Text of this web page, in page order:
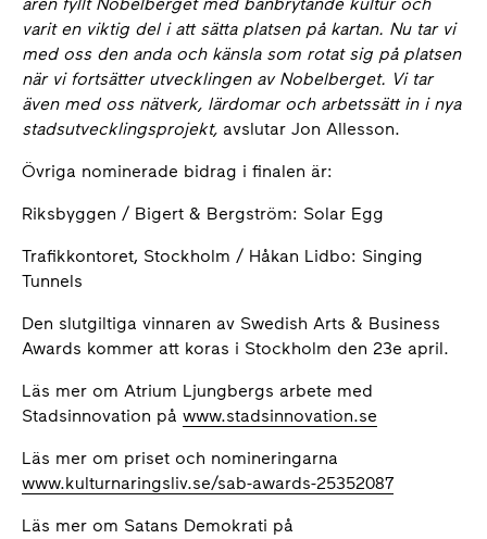
varit en viktig del i att sätta platsen på kartan. Nu tar vi
med oss den anda och känsla som rotat sig på platsen
när vi fortsätter utvecklingen av Nobelberget. Vi tar
även med oss nätverk, lärdomar och arbetssätt in i nya
stadsutvecklingsprojekt, avslutar Jon Allesson.
Övriga nominerade bidrag i finalen är:
Riksbyggen / Bigert & Bergström: Solar Egg
Trafikkontoret, Stockholm / Håkan Lidbo: Singing
Tunnels
Den slutgiltiga vinnaren av Swedish Arts & Business
Awards kommer att koras i Stockholm den 23e april.
Läs mer om Atrium Ljungbergs arbete med
Stadsinnovation på www.stadsinnovation.se
Läs mer om priset och nomineringarna
www.kulturnaringsliv.se/sab-awards-25352087
Läs mer om Satans Demokrati på